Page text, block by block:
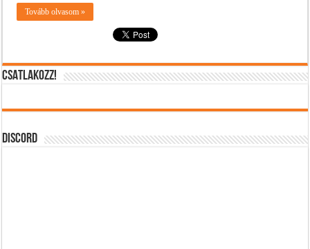
Tovább olvasom »
CSATLAKOZZ!
DISCORD